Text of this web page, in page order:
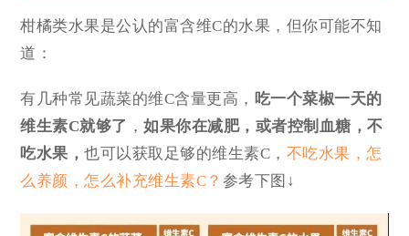
柑橘类水果是公认的富含维C的水果，但你可能不知
道：
有几种常见蔬菜的维C含量更高， 吃一个菜椒一天的
维生素C就够了 ，如果你在减肥，或者控制血糖，不
吃水果，也可以获取足够的维生素C， 不吃水果，怎
么养颜，怎么补充维生素C？ 参考下图↓